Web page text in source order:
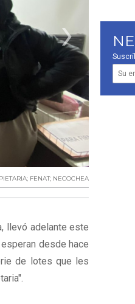
›
FENAT; NECOCHEA
llevó adelante este
desde hace
de lotes que les